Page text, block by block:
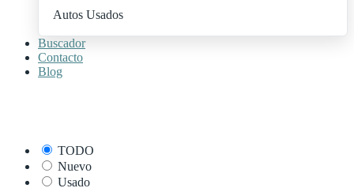
Autos Usados
Buscador
Contacto
Blog
TODO
Nuevo
Usado